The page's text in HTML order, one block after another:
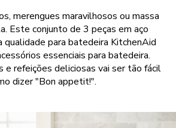
merengues maravilhosos ou massa
Este conjunto de 3 peças em aço
para batedeira KitchenAid
essenciais para batedeira.
e refeições deliciosas vai ser tão fácil
dizer "Bon appetit!".